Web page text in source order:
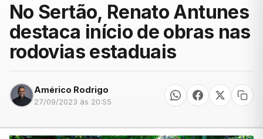
No Sertão, Renato Antunes
destaca início de obras nas
rodovias estaduais
Américo Rodrigo
27/09/2023 às 20:55